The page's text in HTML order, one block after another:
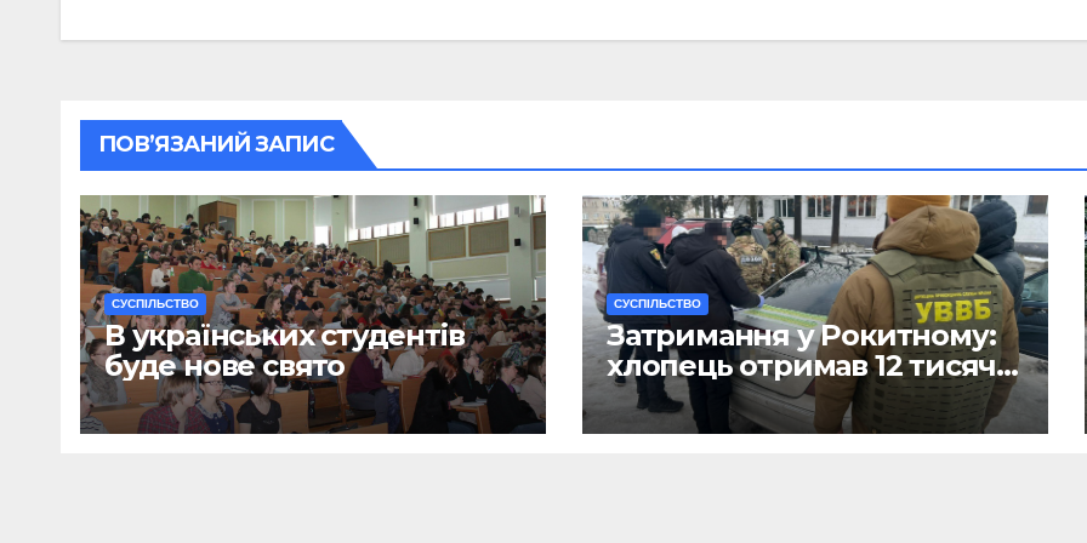
ПОВ’ЯЗАНИЙ ЗАПИС
CУСПІЛЬСТВО
В українських студентів
буде нове свято
CУСПІЛЬСТВО
Затримання у Рокитному:
хлопець отримав 12 тисяч
Євро за допомогу
чоловікам